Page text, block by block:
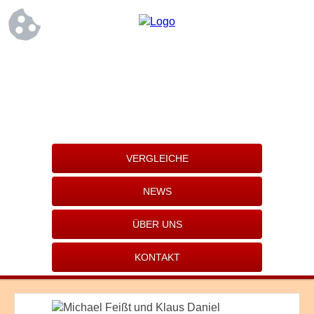
VERGLEICHE
NEWS
ÜBER UNS
KONTAKT